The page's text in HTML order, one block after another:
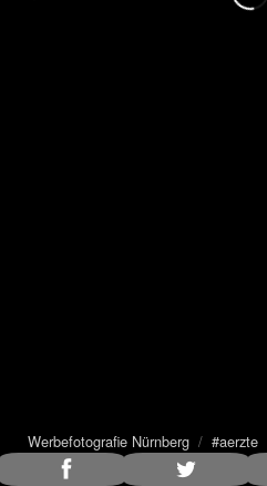
Werbefotografie Nürnberg / #aerzte
anzeigen